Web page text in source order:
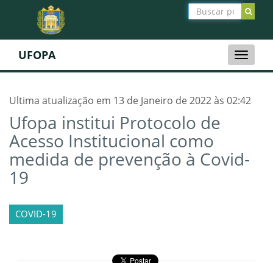
Toggle
UFOPA
Ultima atualização em 13 de Janeiro de 2022 às 02:42
Ufopa institui Protocolo de
Acesso Institucional como
medida de prevenção à Covid-
19
COVID-19